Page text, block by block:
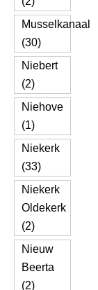
Musselkanaal
(30)
Niebert
(2)
Niehove
(1)
Niekerk
(33)
Niekerk
Oldekerk
(2)
Nieuw
Beerta
(2)